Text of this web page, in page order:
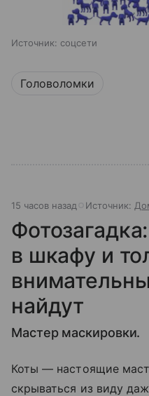
Источник: соцсети
Головоломки
15 часов назад Источник:
в шкафу и
найдут
Мастер маскировки.
Коты — настоящие
скрываться из виду